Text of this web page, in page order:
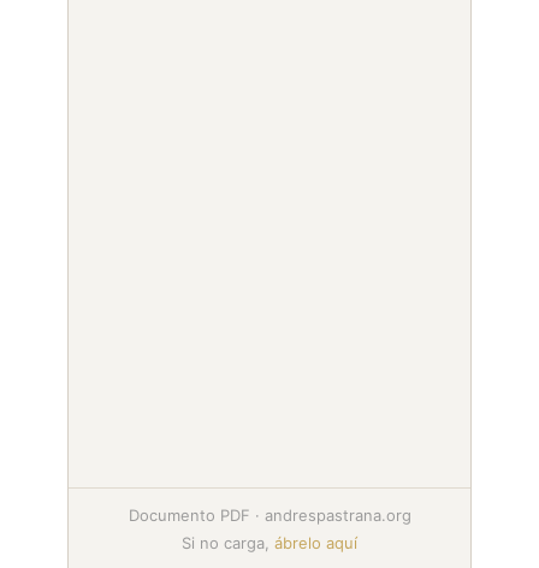
Documento PDF · andrespastrana.org
Si no carga, ábrelo aquí